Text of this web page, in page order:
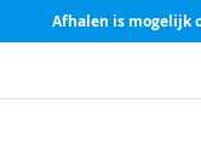
Afhalen is mogelijk